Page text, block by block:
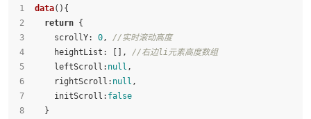
data( ){
return {
scrollY: 0, //实时滚动高度
heightList : [], //右边li元素高度数组
leftScroll : null ,
rightScroll : null ,
initScroll : false
  }